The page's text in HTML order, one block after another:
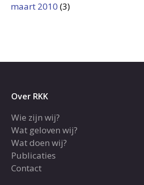
maart 2010 (3)
Over RKK
Wie zijn wij?
Wat geloven wij?
Wat doen wij?
Publicaties
Contact